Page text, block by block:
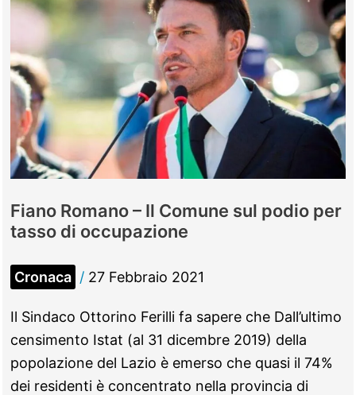
anno
quattro
mesi
per
l’investimento
mortale
Fiano Romano – Il Comune sul podio per
tasso di occupazione
Cronaca / 27 Febbraio 2021
Il Sindaco Ottorino Ferilli fa sapere che Dall’ultimo
censimento Istat (al 31 dicembre 2019) della
popolazione del Lazio è emerso che quasi il 74%
dei residenti è concentrato nella provincia di